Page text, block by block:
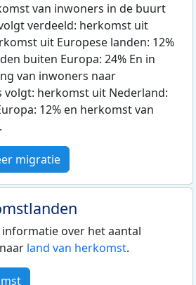
van inwoners in de buurt
verdeeld: herkomst uit
uit Europese landen: 12%
buiten Europa: 24% En in
van inwoners naar
volgt: herkomst uit Nederland:
12% en herkomst van
migratie
over het aantal
land van herkomst.